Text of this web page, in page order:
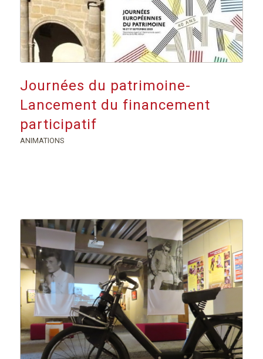
Journées du patrimoine-
Lancement du financement
participatif
ANIMATIONS